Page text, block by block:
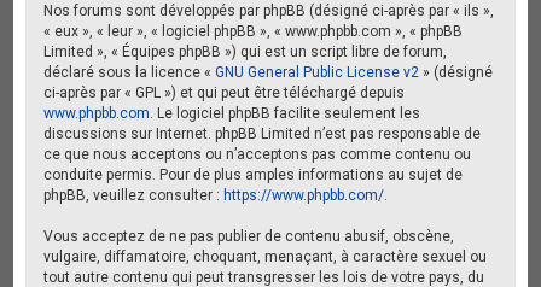
Nos forums sont développés par phpBB (désigné ci-après par « ils »,
« eux », « leur », « logiciel phpBB », « www.phpbb.com », « phpBB
Limited », « Équipes phpBB ») qui est un script libre de forum,
déclaré sous la licence «GNU General Public License v2 » (désigné
ci-après par « GPL ») et qui peut être téléchargé depuis
www.phpbb.com . Le logiciel phpBB facilite seulement les
discussions sur Internet. phpBB Limited n’est pas responsable de
ce que nous acceptons ou n’acceptons pas comme contenu ou
conduite permis. Pour de plus amples informations au sujet de
phpBB, veuillez consulter : https://www.phpbb.com/
Vous acceptez de ne pas publier de contenu abusif, obscène,
vulgaire, diffamatoire, choquant, menaçant, à caractère sexuel ou
tout autre contenu qui peut transgresser les lois de votre pays, du